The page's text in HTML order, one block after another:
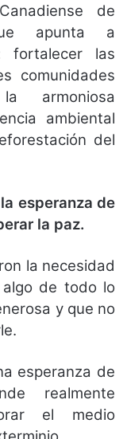
de
apunta a
fortalecer las
comunidades
armoniosa
ambiental
del
esperanza de
la paz.
la necesidad
de todo lo
y que no
esperanza de
realmente
el medio